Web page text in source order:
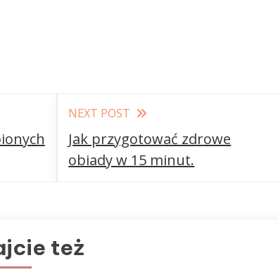
NEXT POST
Jak przygotować zdrowe
obiady w 15 minut.
też